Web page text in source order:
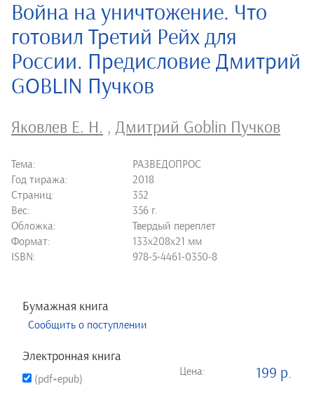
Война на уничтожение. Что
готовил Третий Рейх для
России. Предисловие Дмитрий
GOBLIN Пучков
Яковлев Е. Н. , Дмитрий Goblin Пучков
Тема:
РАЗВЕДОПРОС
Год тиража:
2018
Страниц:
352
Вес:
356 г.
Обложка:
Твердый переплет
Формат:
133х208х21 мм
ISBN:
978-5-4461-0350-8
Бумажная книга
Сообщить о поступлении
Электронная книга
(pdf+epub)
Цена: 199 р.